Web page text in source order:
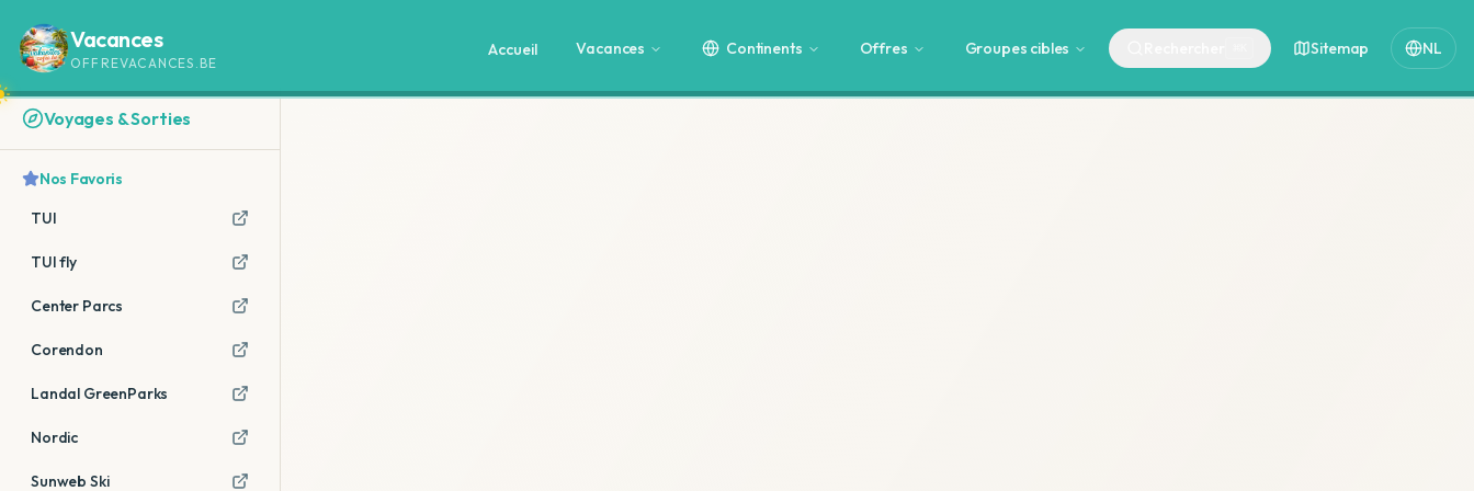
Vacances
OFFREVACANCES.BE
Accueil Vacances Continents Offres Groupes cibles Sitemap NL
Voyages & Sorties
Nos Favoris
TUI
TUI fly
Center Parcs
Corendon
Landal GreenParks
Nordic
Sunweb Ski